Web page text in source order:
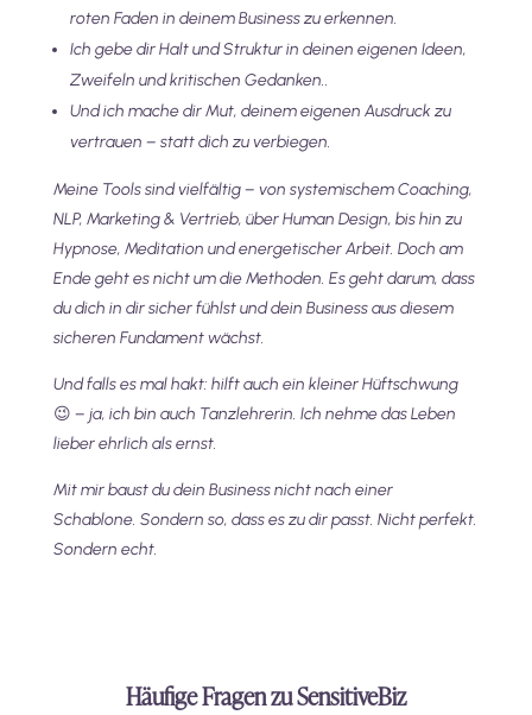
roten Faden in deinem Business zu erkennen.
Ich gebe dir Halt und Struktur in deinen eigenen Ideen,
Zweifeln und kritischen Gedanken..
Und ich mache dir Mut, deinem eigenen Ausdruck zu
vertrauen – statt dich zu verbiegen.
Meine Tools sind vielfältig – von systemischem Coaching,
NLP, Marketing & Vertrieb, über Human Design, bis hin zu
Hypnose, Meditation und energetischer Arbeit. Doch am
Ende geht es nicht um die Methoden. Es geht darum, dass
du dich in dir sicher fühlst und dein Business aus diesem
sicheren Fundament wächst.
Und falls es mal hakt: hilft auch ein kleiner Hüftschwung
😉 – ja, ich bin auch Tanzlehrerin. Ich nehme das Leben
lieber ehrlich als ernst.
Mit mir baust du dein Business nicht nach einer
Schablone. Sondern so, dass es zu dir passt. Nicht perfekt.
Sondern echt.
Häufige Fragen zu SensitiveBiz